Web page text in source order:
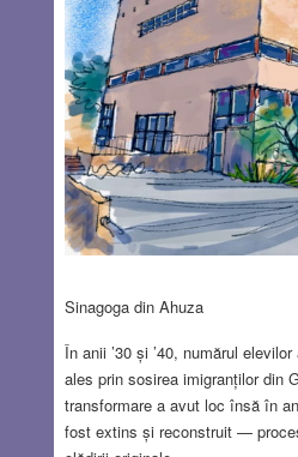
Sinagoga din Ahuza
În anii ’30 și ’40, numărul
ales prin sosirea imigranților din
transformare a avut loc însă în
fost extins și reconstruit —